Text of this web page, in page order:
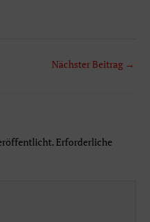
Nächster Beitrag →
Erforderliche